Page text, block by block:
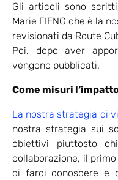
Gli articoli sono
Marie FIENG che è la
revisionati da Route
Poi, dopo aver
vengono pubblicati.
Come misuri
La nostra strategia di
nostra strategia sui
obiettivi piuttosto
collaborazione, il
di farci conoscere e